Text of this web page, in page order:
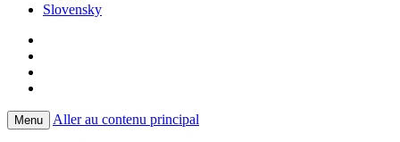
Slovensky
Menu Aller au contenu principal